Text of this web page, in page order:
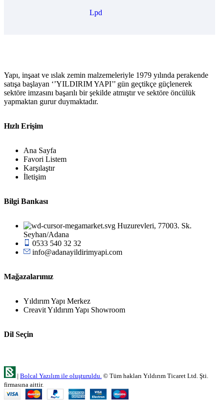
Lpd
Yapı, inşaat ve ıslak zemin malzemeleriyle 1979 yılında perakende
satışa başlayan ‘’YILDIRIM YAPI’’ gün geçtikçe güçlenerek
sektöre imzasını başarılı bir şekilde atmıştır ve sektöre öncülük
yapmaktan gurur duymaktadır.
Hızlı Erişim
Ana Sayfa
Favori Listem
Karşılaştır
İletişim
Bilgi Bankası
Huzurevleri, 77003. Sk.
Seyhan/Adana
0533 540 32 32
info@adanayildirimyapi.com
Mağazalarımız
Yıldırım Yapı Merkez
Creavit Yıldırım Yapı Showroom
Dil Seçin
| Bolcal Yazılım ile oluşturuldu. © Tüm hakları Yıldırım Ticaret Ltd. Şti.
firmasına aittir.